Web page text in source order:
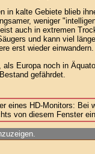
in kalte Gebiete blieb
weniger
auch in extremen
und kann viel
erst wieder einwandern.
Europa noch in
gefährdet.
eines HD-Monitors: Bei
von diesem Fenster